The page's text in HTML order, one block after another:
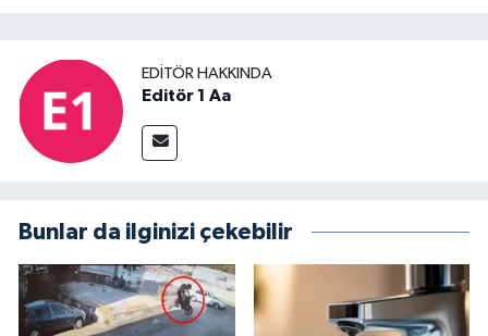
EDITÖR HAKKINDA
Editör 1 Aa
Bunlar da ilginizi çekebilir